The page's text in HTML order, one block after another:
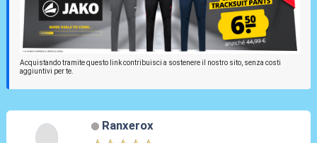
Acquistando tramite questo link contribuisci a sostenere il nostro sito, senza costi
aggiuntivi per te.
Ranxerox